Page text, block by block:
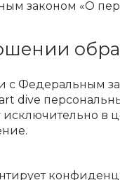
законом «О
с Федеральным
dive
исключительно в